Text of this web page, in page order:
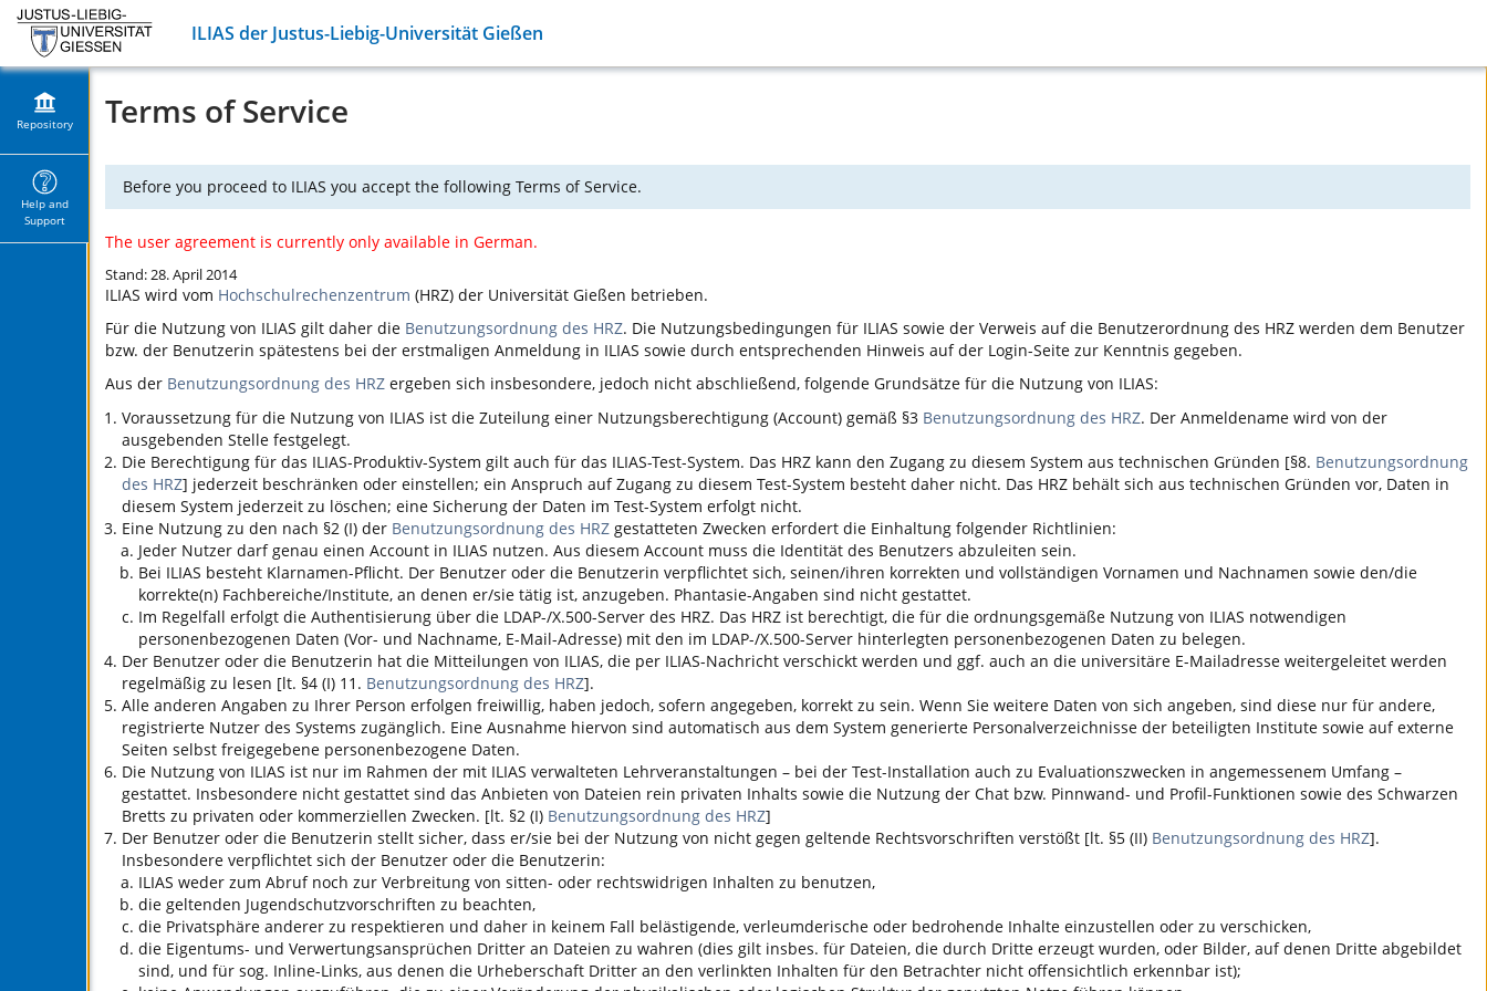
ILIAS der Justus-Liebig-Universität Gießen
Repository
Help and
Support
Terms of Service
Before you proceed to ILIAS you accept the following Terms of Service.
The user agreement is currently only available in German.
Stand: 28. April 2014
ILIAS wird vom Hochschulrechenzentrum (HRZ) der Universität Gießen betrieben.
Für die Nutzung von ILIAS gilt daher die Benutzungsordnung des HRZ. Die Nutzungsbedingungen für ILIAS sowie der Verweis auf die Benutzerordnung des HRZ werden dem Benutzer
bzw. der Benutzerin spätestens bei der erstmaligen Anmeldung in ILIAS sowie durch entsprechenden Hinweis auf der Login-Seite zur Kenntnis gegeben.
Aus der Benutzungsordnung des HRZ ergeben sich insbesondere, jedoch nicht abschließend, folgende Grundsätze für die Nutzung von ILIAS:
Voraussetzung für die Nutzung von ILIAS ist die Zuteilung einer Nutzungsberechtigung (Account) gemäß §3 Benutzungsordnung des HRZ. Der Anmeldename wird von der
ausgebenden Stelle festgelegt.
Die Berechtigung für das ILIAS-Produktiv-System gilt auch für das ILIAS-Test-System. Das HRZ kann den Zugang zu diesem System aus technischen Gründen [§8. Benutzungsordnung
des HRZ] jederzeit beschränken oder einstellen; ein Anspruch auf Zugang zu diesem Test-System besteht daher nicht. Das HRZ behält sich aus technischen Gründen vor, Daten in
diesem System jederzeit zu löschen; eine Sicherung der Daten im Test-System erfolgt nicht.
Eine Nutzung zu den nach §2 (I) der Benutzungsordnung des HRZ gestatteten Zwecken erfordert die Einhaltung folgender Richtlinien:
Jeder Nutzer darf genau einen Account in ILIAS nutzen. Aus diesem Account muss die Identität des Benutzers abzuleiten sein.
Bei ILIAS besteht Klarnamen-Pflicht. Der Benutzer oder die Benutzerin verpflichtet sich, seinen/ihren korrekten und vollständigen Vornamen und Nachnamen sowie den/die
korrekte(n) Fachbereiche/Institute, an denen er/sie tätig ist, anzugeben. Phantasie-Angaben sind nicht gestattet.
Im Regelfall erfolgt die Authentisierung über die LDAP-/X.500-Server des HRZ. Das HRZ ist berechtigt, die für die ordnungsgemäße Nutzung von ILIAS notwendigen
personenbezogenen Daten (Vor- und Nachname, E-Mail-Adresse) mit den im LDAP-/X.500-Server hinterlegten personenbezogenen Daten zu belegen.
Der Benutzer oder die Benutzerin hat die Mitteilungen von ILIAS, die per ILIAS-Nachricht verschickt werden und ggf. auch an die universitäre E-Mailadresse weitergeleitet werden
regelmäßig zu lesen [lt. §4 (I) 11. Benutzungsordnung des HRZ].
Alle anderen Angaben zu Ihrer Person erfolgen freiwillig, haben jedoch, sofern angegeben, korrekt zu sein. Wenn Sie weitere Daten von sich angeben, sind diese nur für andere,
registrierte Nutzer des Systems zugänglich. Eine Ausnahme hiervon sind automatisch aus dem System generierte Personalverzeichnisse der beteiligten Institute sowie auf externe
Seiten selbst freigegebene personenbezogene Daten.
Die Nutzung von ILIAS ist nur im Rahmen der mit ILIAS verwalteten Lehrveranstaltungen – bei der Test-Installation auch zu Evaluationszwecken in angemessenem Umfang –
gestattet. Insbesondere nicht gestattet sind das Anbieten von Dateien rein privaten Inhalts sowie die Nutzung der Chat bzw. Pinnwand- und Profil-Funktionen sowie des Schwarzen
Bretts zu privaten oder kommerziellen Zwecken. [lt. §2 (I) Benutzungsordnung des HRZ]
Der Benutzer oder die Benutzerin stellt sicher, dass er/sie bei der Nutzung von nicht gegen geltende Rechtsvorschriften verstößt [lt. §5 (II) Benutzungsordnung des HRZ].
Insbesondere verpflichtet sich der Benutzer oder die Benutzerin:
ILIAS weder zum Abruf noch zur Verbreitung von sitten- oder rechtswidrigen Inhalten zu benutzen,
die geltenden Jugendschutzvorschriften zu beachten,
die Privatsphäre anderer zu respektieren und daher in keinem Fall belästigende, verleumderische oder bedrohende Inhalte einzustellen oder zu verschicken,
die Eigentums- und Verwertungsansprüchen Dritter an Dateien zu wahren (dies gilt insbes. für Dateien, die durch Dritte erzeugt wurden, oder Bilder, auf denen Dritte abgebildet
sind, und für sog. Inline-Links, aus denen die Urheberschaft Dritter an den verlinkten Inhalten für den Betrachter nicht offensichtlich erkennbar ist);